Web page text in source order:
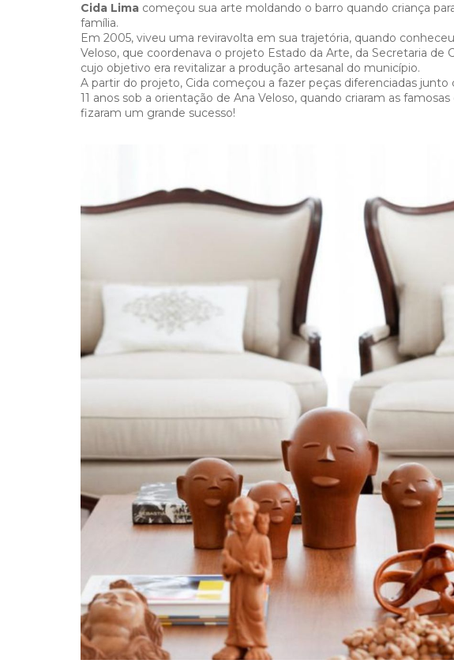
Cida Lima começou sua arte moldando o barro quando criança
família.
Em 2005, viveu uma reviravolta em sua trajetória, quando
Veloso, que coordenava o projeto Estado da Arte, da Secretaria de
cujo objetivo era revitalizar a produção artesanal do município.
A partir do projeto, Cida começou a fazer peças diferenciadas junto
11 anos sob a orientação de Ana Veloso, quando criaram as
fizaram um grande sucesso!